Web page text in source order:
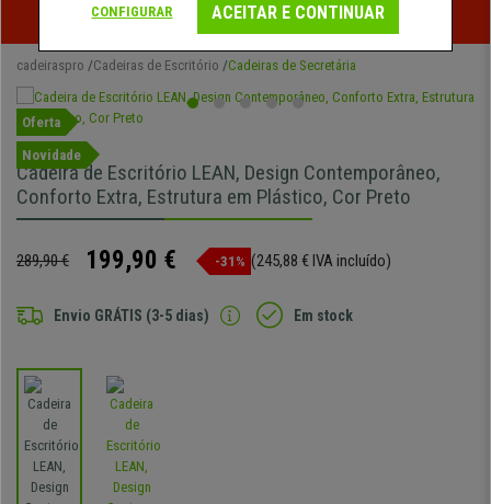
Exclusivos por Tempo Limitado - Ver Promoção
cadeiraspro Cadeiras de Escritório Cadeiras de Secretária
Oferta
Novidade
Cadeira de Escritório LEAN, Design Contemporâneo,
Conforto Extra, Estrutura em Plástico, Cor Preto
289,90 € 199,90 € -31% (245,88 € IVA incluído)
Envio GRÁTIS (3-5 dias) Em stock
CONFIGURAR ACEITAR E CONTINUAR